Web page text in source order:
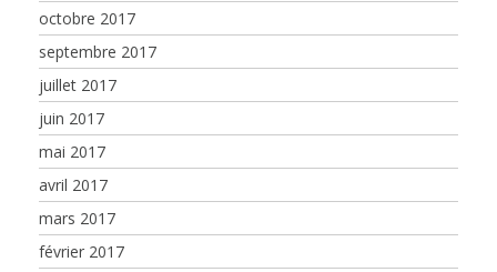
octobre 2017
septembre 2017
juillet 2017
juin 2017
mai 2017
avril 2017
mars 2017
février 2017